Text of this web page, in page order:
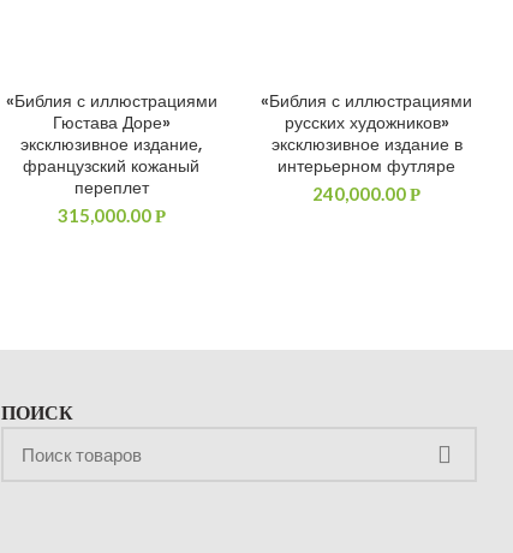
ДОБАВИТЬ В КОРЗИНУ
«Библия с иллюстрациями
Гюстава Доре»
эксклюзивное издание,
французский кожаный
переплет
315,000.00Р
ДОБАВИТЬ В КОРЗИНУ
«Библия с иллюстрациями
русских художников»
эксклюзивное издание в
интерьерном футляре
240,000.00Р
ПОИСК